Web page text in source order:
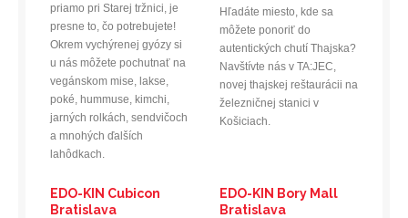
priamo pri Starej tržnici, je
presne to, čo potrebujete!
Okrem vychýrenej gyózy si
u nás môžete pochutnať na
vegánskom mise, lakse,
poké, hummuse, kimchi,
jarných rolkách, sendvičoch
a mnohých ďalších
lahôdkach.
Hľadáte miesto, kde sa
môžete ponoriť do
autentických chutí Thajska?
Navštívte nás v TA:JEC,
novej thajskej reštaurácii na
železničnej stanici v
Košiciach.
EDO-KIN Cubicon
Bratislava
EDO-KIN Bory Mall
Bratislava